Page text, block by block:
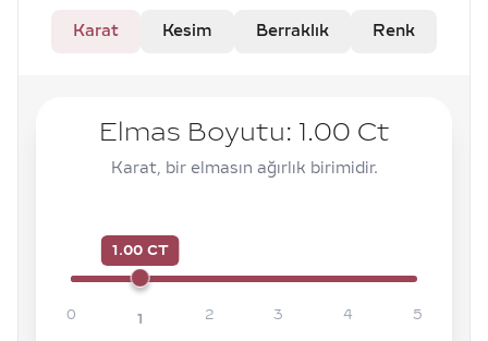
Karat Kesim Berraklık Renk
Elmas Boyutu: 1.00 Ct
Karat, bir elmasın ağırlık birimidir.
1.00 CT
0 1 2 3 4 5